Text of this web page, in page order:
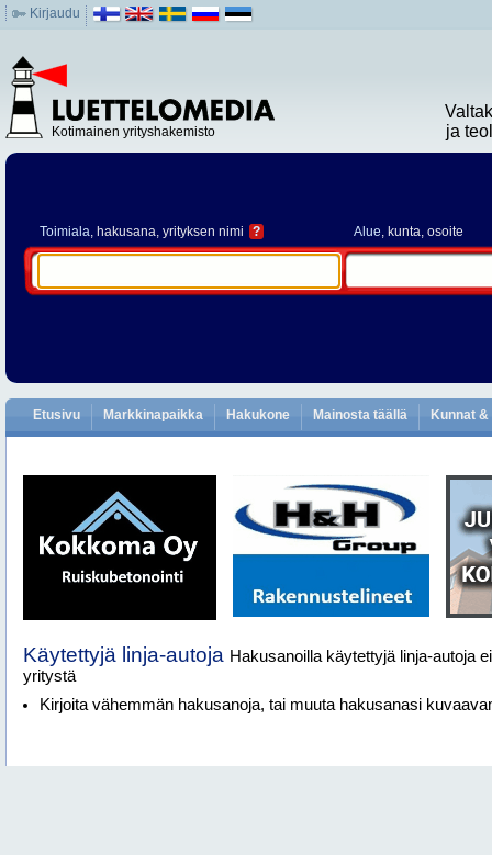
Kirjaudu
Kotimainen yrityshakemisto
ja
Toimiala, hakusana, yrityksen nimi ? Alue, kunta, osoite
Etusivu Markkinapaikka Hakukone Mainosta täällä Kunnat
Käytettyjä linja-autoja Hakusanoilla käytettyjä linja-autoja
yritystä
Kirjoita vähemmän hakusanoja, tai muuta hakusanasi